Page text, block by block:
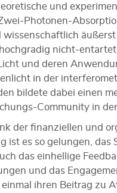
und
Photonen-
nicht-
und deren
in der
bildete dabei einen
Community in
der finanziellen und
ist es so gelungen, das
das einhellige
und das
einmal ihren Beitrag zu